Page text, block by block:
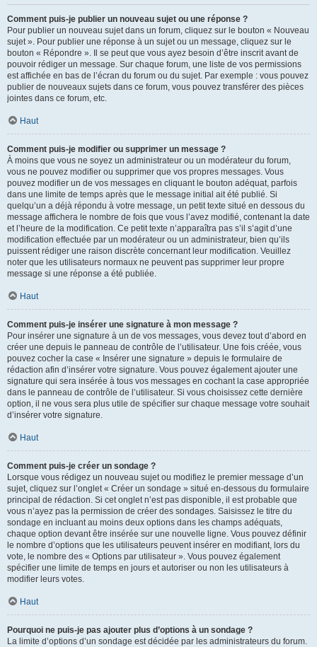
Comment puis-je publier un nouveau sujet ou une réponse ?
Pour publier un nouveau sujet dans un forum, cliquez sur le bouton « Nouveau
sujet ». Pour publier une réponse à un sujet ou un message, cliquez sur le
bouton « Répondre ». Il se peut que vous ayez besoin d’être inscrit avant de
pouvoir rédiger un message. Sur chaque forum, une liste de vos permissions
est affichée en bas de l’écran du forum ou du sujet. Par exemple : vous pouvez
publier de nouveaux sujets dans ce forum, vous pouvez transférer des pièces
jointes dans ce forum, etc.
Haut
Comment puis-je modifier ou supprimer un message ?
À moins que vous ne soyez un administrateur ou un modérateur du forum,
vous ne pouvez modifier ou supprimer que vos propres messages. Vous
pouvez modifier un de vos messages en cliquant le bouton adéquat, parfois
dans une limite de temps après que le message initial ait été publié. Si
quelqu’un a déjà répondu à votre message, un petit texte situé en dessous du
message affichera le nombre de fois que vous l’avez modifié, contenant la date
et l’heure de la modification. Ce petit texte n’apparaîtra pas s’il s’agit d’une
modification effectuée par un modérateur ou un administrateur, bien qu’ils
puissent rédiger une raison discrète concernant leur modification. Veuillez
noter que les utilisateurs normaux ne peuvent pas supprimer leur propre
message si une réponse a été publiée.
Haut
Comment puis-je insérer une signature à mon message ?
Pour insérer une signature à un de vos messages, vous devez tout d’abord en
créer une depuis le panneau de contrôle de l’utilisateur. Une fois créée, vous
pouvez cocher la case « Insérer une signature » depuis le formulaire de
rédaction afin d’insérer votre signature. Vous pouvez également ajouter une
signature qui sera insérée à tous vos messages en cochant la case appropriée
dans le panneau de contrôle de l’utilisateur. Si vous choisissez cette dernière
option, il ne vous sera plus utile de spécifier sur chaque message votre souhait
d’insérer votre signature.
Haut
Comment puis-je créer un sondage ?
Lorsque vous rédigez un nouveau sujet ou modifiez le premier message d’un
sujet, cliquez sur l’onglet « Créer un sondage » situé en-dessous du formulaire
principal de rédaction. Si cet onglet n’est pas disponible, il est probable que
vous n’ayez pas la permission de créer des sondages. Saisissez le titre du
sondage en incluant au moins deux options dans les champs adéquats,
chaque option devant être insérée sur une nouvelle ligne. Vous pouvez définir
le nombre d’options que les utilisateurs peuvent insérer en modifiant, lors du
vote, le nombre des « Options par utilisateur ». Vous pouvez également
spécifier une limite de temps en jours et autoriser ou non les utilisateurs à
modifier leurs votes.
Haut
Pourquoi ne puis-je pas ajouter plus d’options à un sondage ?
La limite d’options d’un sondage est décidée par les administrateurs du forum.